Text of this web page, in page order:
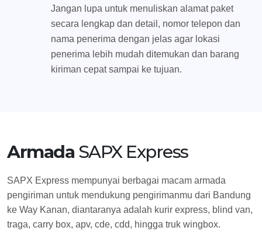
Jangan lupa untuk menuliskan alamat paket
secara lengkap dan detail, nomor telepon dan
nama penerima dengan jelas agar lokasi
penerima lebih mudah ditemukan dan barang
kiriman cepat sampai ke tujuan.
Armada SAPX Express
SAPX Express mempunyai berbagai macam armada
pengiriman untuk mendukung pengirimanmu dari Bandung
ke Way Kanan, diantaranya adalah kurir express, blind van,
traga, carry box, apv, cde, cdd, hingga truk wingbox.